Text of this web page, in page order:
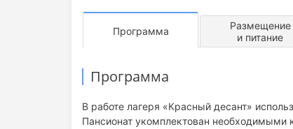
Программа
Размещение
и питание
Программа
В работе лагеря «Красный десант»
Пансионат укомплектован